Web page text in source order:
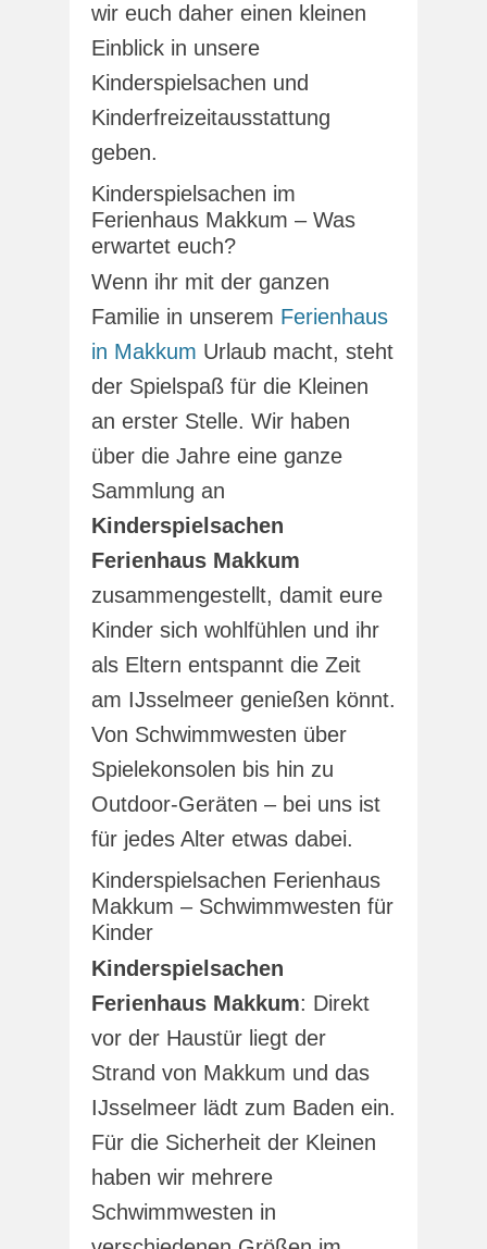
wir euch daher einen kleinen
Einblick in unsere
Kinderspielsachen und
Kinderfreizeitausstattung
geben.
Kinderspielsachen im
Ferienhaus Makkum – Was
erwartet euch?
Wenn ihr mit der ganzen
Familie in unserem Ferienhaus
in Makkum Urlaub macht, steht
der Spielspaß für die Kleinen
an erster Stelle. Wir haben
über die Jahre eine ganze
Sammlung an
Kinderspielsachen
Ferienhaus Makkum
zusammengestellt, damit eure
Kinder sich wohlfühlen und ihr
als Eltern entspannt die Zeit
am IJsselmeer genießen könnt.
Von Schwimmwesten über
Spielekonsolen bis hin zu
Outdoor-Geräten – bei uns ist
für jedes Alter etwas dabei.
Kinderspielsachen Ferienhaus
Makkum – Schwimmwesten für
Kinder
Kinderspielsachen
Ferienhaus Makkum: Direkt
vor der Haustür liegt der
Strand von Makkum und das
IJsselmeer lädt zum Baden ein.
Für die Sicherheit der Kleinen
haben wir mehrere
Schwimmwesten in